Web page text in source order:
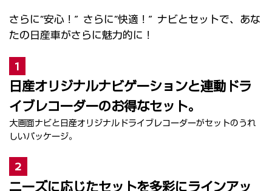
さらに“安心！” さらに“快適！” ナビとセットで、あな
たの日産車がさらに魅力的に！
1
日産オリジナルナビゲーションと連動ドラ
イブレコーダーのお得なセット。
大画面ナビと日産オリジナルドライブレコーダーがセットのうれ
しいパッケージ。
2
ニーズに応じたセットを多彩にラインアッ